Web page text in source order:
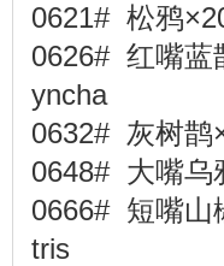
0621# 松鸦
0626# 红嘴蓝
yncha
0632# 灰树鹊
0648# 大嘴乌
0666# 短嘴山
tris